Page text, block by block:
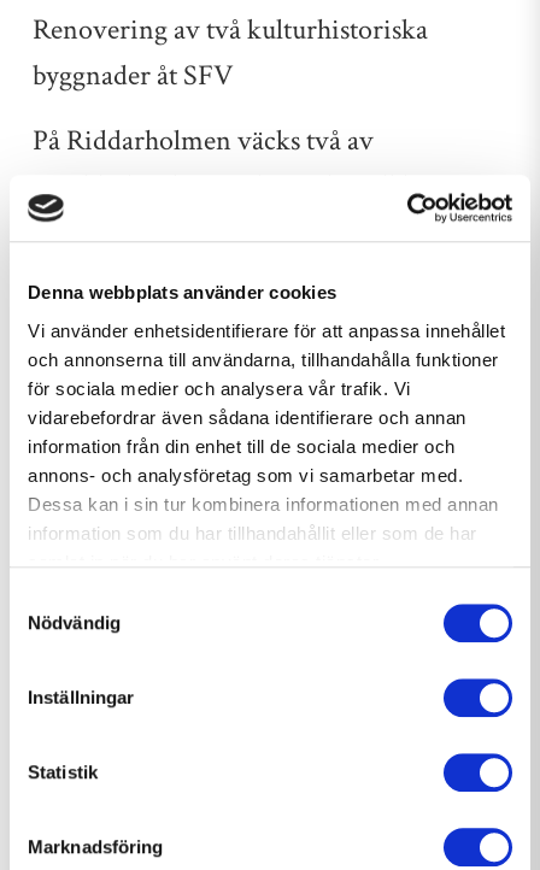
Denna webbplats använder cookies
Vi använder enhetsidentifierare för att anpassa innehållet
och annonserna till användarna, tillhandahålla funktioner
för sociala medier och analysera vår trafik. Vi
vidarebefordrar även sådana identifierare och annan
information från din enhet till de sociala medier och
annons- och analysföretag som vi samarbetar med.
Dessa kan i sin tur kombinera informationen med annan
information som du har tillhandahållit eller som de har
Nödvändig
Inställningar
Statistik
Marknadsföring
Renovering av två kulturhistoriska
byggnader åt SFV
På Riddarholmen väcks två av
Stockholms historiska pärlor till liv igen -
Östra och Västra gymnasiehusen. På
uppdrag av Statens fastighetsverk har M3
Bygg fått förtroendet att föra dessa
ikoniska byggnader in i framtiden.
Målsättning är att bevara och förstärka
deras klassiska charm. Projektet omfattar
en rad åtgärder – utbyte av installationer,
takrenovering samt ytskiktsrenovering.
För att säkerställa att arbetet håller hög
kvalitet arbetar M3 Bygg sida vid sida
med ett dedikerat team av specialister.
Projekt Östra och Västra Gymnasiehusen